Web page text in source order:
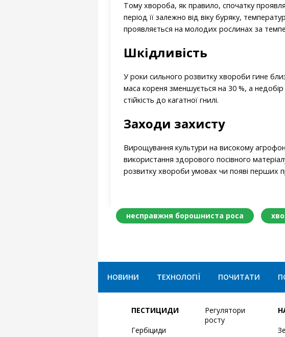
Тому хвороба, як правило, спочатку
період її залежно від віку буряку,
проявляється на молодих рослинах за
Шкідливість
У роки сильного розвитку хвороби гине
маса кореня зменшується на 30 %, а
стійкість до кагатної гнилі.
Заходи захисту
Вирощування культури на високому
використання здорового посівного
розвитку хвороби умовах чи появі перших
несправжня борошниста роса
НОВИНИ ТЕХНОЛОГІЇ ПОЧИТАТИ
ПЕСТИЦИДИ
Гербіциди
Регулятори
росту